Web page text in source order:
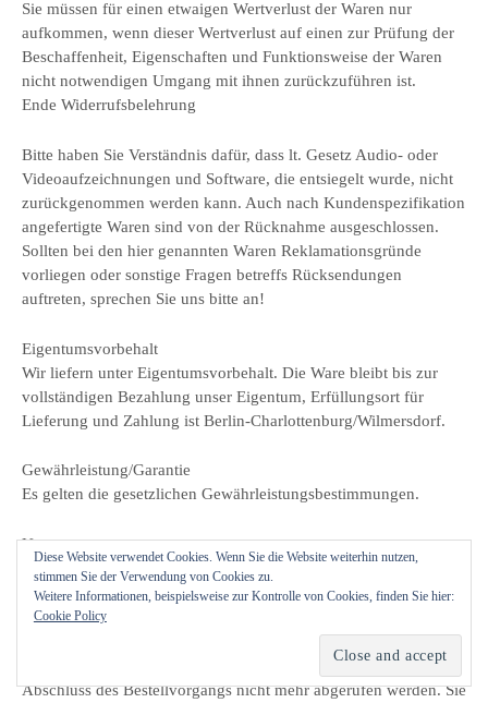
Sie müssen für einen etwaigen Wertverlust der Waren nur
aufkommen, wenn dieser Wertverlust auf einen zur Prüfung der
Beschaffenheit, Eigenschaften und Funktionsweise der Waren
nicht notwendigen Umgang mit ihnen zurückzuführen ist.
Ende Widerrufsbelehrung
Bitte haben Sie Verständnis dafür, dass lt. Gesetz Audio- oder
Videoaufzeichnungen und Software, die entsiegelt wurde, nicht
zurückgenommen werden kann. Auch nach Kundenspezifikation
angefertigte Waren sind von der Rücknahme ausgeschlossen.
Sollten bei den hier genannten Waren Reklamationsgründe
vorliegen oder sonstige Fragen betreffs Rücksendungen
auftreten, sprechen Sie uns bitte an!
Eigentumsvorbehalt
Wir liefern unter Eigentumsvorbehalt. Die Ware bleibt bis zur
vollständigen Bezahlung unser Eigentum, Erfüllungsort für
Lieferung und Zahlung ist Berlin-Charlottenburg/Wilmersdorf.
Gewährleistung/Garantie
Es gelten die gesetzlichen Gewährleistungsbestimmungen.
Umsatzsteuer
Sämtliche Preisangaben enthalten die jeweils gesetzliche
Umsatzsteuer.
Der Vertragstext wird bei uns nicht gespeichert und kann nach
Abschluss des Bestellvorgangs nicht mehr abgerufen werden. Sie
Diese Website verwendet Cookies. Wenn Sie die Website weiterhin nutzen,
stimmen Sie der Verwendung von Cookies zu.
Weitere Informationen, beispielsweise zur Kontrolle von Cookies, finden Sie hier:
Cookie Policy